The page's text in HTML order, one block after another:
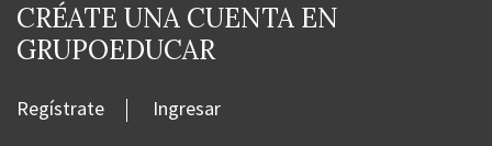
CRÉATE UNA CUENTA EN
GRUPOEDUCAR
Regístrate Ingresar